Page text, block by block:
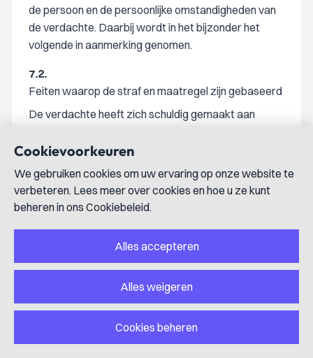
de persoon en de persoonlijke omstandigheden van
de verdachte. Daarbij wordt in het bijzonder het
volgende in aanmerking genomen.
7.2.
Feiten waarop de straf en maatregel zijn gebaseerd
De verdachte heeft zich schuldig gemaakt aan
ontploffingen bij woningen. Hierdoor is schade aan de
woningen ontstaan. Er mag van geluk worden
gesproken dat de bewoners, die ten tijde van de
explosies in de woningen aanwezig waren, geen
hen ingediende vorderingen blijkt dat de
ontploffingen veel impact op hen hebben gehad.
Bovendien zorgen dit soort feiten ook voor
gevoelens en angst en onveiligheid bij
buurtbewoners en de maatschappij in het algemeen,
te meer nu explosies bij woningen de laatste tijd
Cookievoorkeuren
We gebruiken cookies om uw ervaring op onze website te
verbeteren. Lees meer over cookies en hoe u ze kunt
beheren in ons Cookiebeleid.
Alles accepteren
Alles weigeren
Cookies beheren